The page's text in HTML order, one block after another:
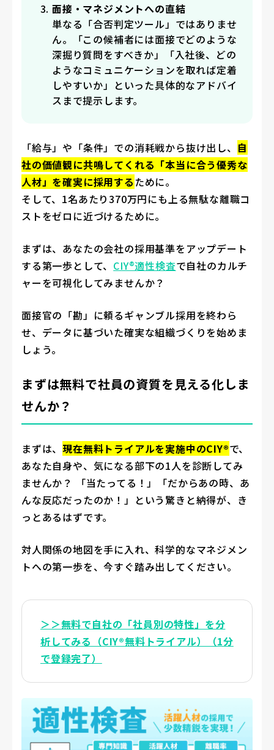
面接・マネジメントへの直結
単なる「合否判定ツール」ではありませ
ん。「この候補者には面接でどのような
深掘り質問をすべきか」「入社後、どの
ようなコミュニケーションを取れば定着
しやすいか」といった具体的なアドバイ
スまで提示します。
「給与」や「条件」での消耗戦から抜け出し、 自
社の価値観に共鳴してくれる「本当に合う優秀な
人材」を確実に採用するために。
そして、1名あたり370万円にも上る無駄な離職コ
ストをゼロに近づけるために。
まずは、あなたの会社の採用基準をアップデート
する第一歩として、 CIY®適性検査で自社のカルチ
ャーを可視化してみませんか？
面接官の「勘」に頼るギャンブル採用を終わら
せ、データに基づいた確実な組織づくりを始めま
しょう。
まずは無料で社員の資質を見える化しま
せんか？
まずは、現在無料トライアルを実施中のCIY®で、
あなた自身や、気になる部下の1人を診断してみ
ませんか？ 「当たってる！」「だからあの時、あ
んな反応だったのか！」という驚きと納得が、き
っとあるはずです。
対人関係の地図を手に入れ、科学的なマネジメン
トへの第一歩を、今すぐ踏み出してください。
＞＞無料で自社の「社員別の特性」を分
析してみる（CIY®無料トライアル）（1分
で登録完了）